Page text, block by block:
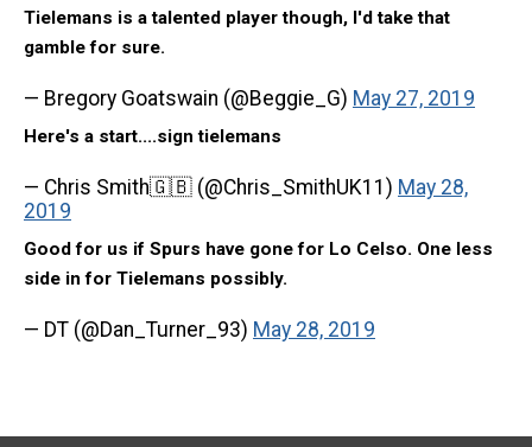
Tielemans is a talented player though, I'd take that
gamble for sure.
— Bregory Goatswain (@Beggie_G) May 27, 2019
Here's a start....sign tielemans
— Chris Smith🇬🇧 (@Chris_SmithUK11) May 28,
2019
Good for us if Spurs have gone for Lo Celso. One less
side in for Tielemans possibly.
— DT (@Dan_Turner_93) May 28, 2019